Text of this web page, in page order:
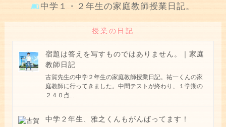
中学１・２年生の家庭教師授業日記。
授業の日記
宿題は答えを写すものではありません。｜家庭
教師日記
古賀先生の中学２年生の家庭教師授業日記。祐一くんの家
庭教師に行ってきました。中間テストが終わり、１学期の
２４０点
中学２年生、雅之くんもがんばってます！